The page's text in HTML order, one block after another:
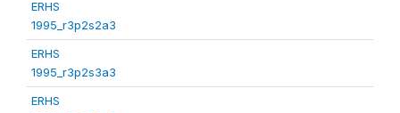
ERHS
1995_r3p2s2a3
ERHS
1995_r3p2s3a3
ERHS